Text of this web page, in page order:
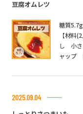
豆腐オムレツ
糖質
【材料
し 小さ
ャップ
2025.09.04